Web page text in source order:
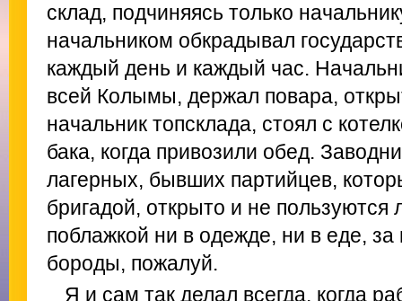
склад, подчиняясь только
начальником обкрадывал
каждый день и каждый час.
всей Колымы, держал повара,
начальник топсклада, стоял с
бака, когда привозили обед.
лагерных, бывших партийцев,
бригадой, открыто и не
поблажкой ни в одежде, ни в еде,
бороды, пожалуй.
Я и сам так делал всегда, когда